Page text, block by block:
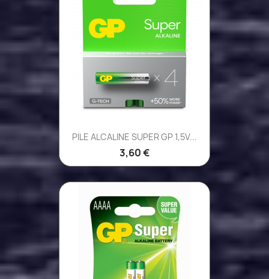
PILE ALCALINE SUPER GP 1,5V...
3,60 €